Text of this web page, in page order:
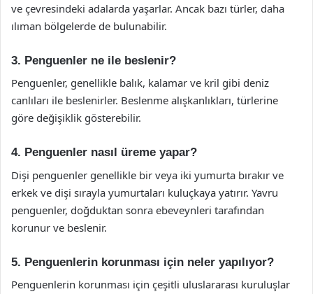
ve çevresindeki adalarda yaşarlar. Ancak bazı türler, daha
ılıman bölgelerde de bulunabilir.
3. Penguenler ne ile beslenir?
Penguenler, genellikle balık, kalamar ve kril gibi deniz
canlıları ile beslenirler. Beslenme alışkanlıkları, türlerine
göre değişiklik gösterebilir.
4. Penguenler nasıl üreme yapar?
Dişi penguenler genellikle bir veya iki yumurta bırakır ve
erkek ve dişi sırayla yumurtaları kuluçkaya yatırır. Yavru
penguenler, doğduktan sonra ebeveynleri tarafından
korunur ve beslenir.
5. Penguenlerin korunması için neler yapılıyor?
Penguenlerin korunması için çeşitli uluslararası kuruluşlar